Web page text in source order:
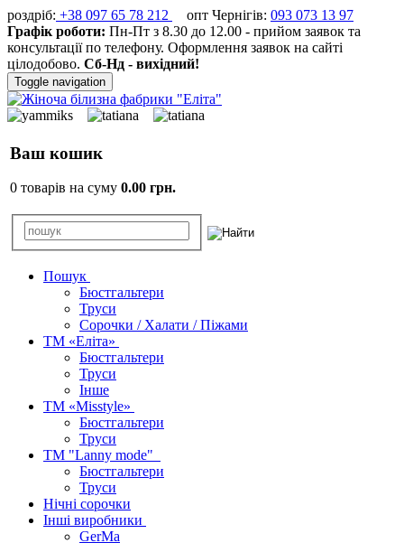
роздріб: +38 097 65 78 212 опт Чернігів: 093 073 13 97
Графік роботи: Пн-Пт з 8.30 до 12.00 - прийом заявок та
консультації по телефону. Оформлення заявок на сайті
цілодобово. Сб-Нд - вихідний!
Toggle navigation
Ваш кошик
0 товарів на суму 0.00 грн.
Пошук
Бюстгальтери
Труси
Сорочки / Халати / Піжами
ТМ «Еліта»
Бюстгальтери
Труси
Інше
ТМ «Misstyle»
Бюстгальтери
Труси
ТМ "Lanny mode"
Бюстгальтери
Труси
Нічні сорочки
Інші виробники
GerMa